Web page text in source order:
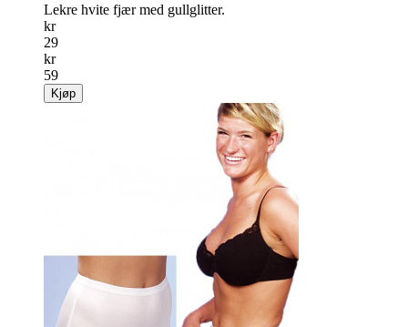
Lekre hvite fjær med gullglitter.
kr
29
kr
59
Kjøp